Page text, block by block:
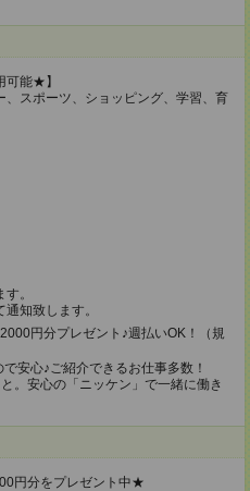
可能★】
スポーツ、ショッピング、学習、育
。
知致します。
円分プレゼント♪週払いOK！（規
安心♪ご紹介できるお仕事多数！
。安心の「ニッケン」で一緒に働き
円分をプレゼント中★